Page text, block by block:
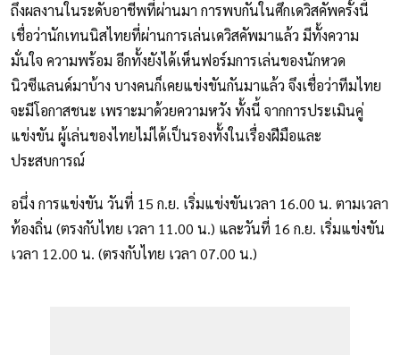
ถึงผลงานในระดับอาชีพที่ผ่านมา การพบกันในศึกเดวิสคัพครั้งนี้
เชื่อว่านักเทนนิสไทยที่ผ่านการเล่นเดวิสคัพมาแล้ว มีทั้งความ
มั่นใจ ความพร้อม อีกทั้งยังได้เห็นฟอร์มการเล่นของนักหวด
นิวซีแลนด์มาบ้าง บางคนก็เคยแข่งขันกันมาแล้ว จึงเชื่อว่าทีมไทย
จะมีโอกาสชนะ เพราะมาด้วยความหวัง ทั้งนี้ จากการประเมินคู่
แข่งขัน ผู้เล่นของไทยไม่ได้เป็นรองทั้งในเรื่องฝีมือและ
ประสบการณ์
อนึ่ง การแข่งขัน วันที่ 15 ก.ย. เริ่มแข่งขันเวลา 16.00 น. ตามเวลา
ท้องถิ่น (ตรงกับไทย เวลา 11.00 น.) และวันที่ 16 ก.ย. เริ่มแข่งขัน
เวลา 12.00 น. (ตรงกับไทย เวลา 07.00 น.)